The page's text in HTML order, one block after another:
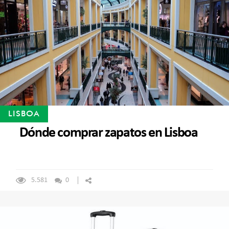
LISBOA
Dónde comprar zapatos en Lisboa
5.581 0